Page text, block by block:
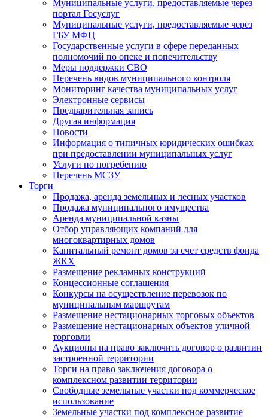
Муниципальные услуги, предоставляемые через
портал Госуслуг
Муниципальные услуги, предоставляемые через
ГБУ МФЦ
Государственные услуги в сфере переданных
полномочий по опеке и попечительству
Меры поддержки СВО
Перечень видов муниципального контроля
Мониторинг качества муниципальных услуг
Электронные сервисы
Предварительная запись
Другая информация
Новости
Информация о типичных юридических ошибках
при предоставлении муниципальных услуг
Услуги по погребению
Перечень МСЗУ
Торги
Продажа, аренда земельных и лесных участков
Продажа муниципального имущества
Аренда муниципальной казны
Отбор управляющих компаний для
многоквартирных домов
Капитальный ремонт домов за счет средств фонда
ЖКХ
Размещение рекламных конструкций
Концессионные соглашения
Конкурсы на осуществление перевозок по
муниципальным маршрутам
Размещение нестационарных торговых объектов
Размещение нестационарных объектов уличной
торговли
Аукционы на право заключить договор о развитии
застроенной территории
Торги на право заключения договора о
комплексном развитии территории
Свободные земельные участки под коммерческое
использование
Земельные участки под комплексное развитие